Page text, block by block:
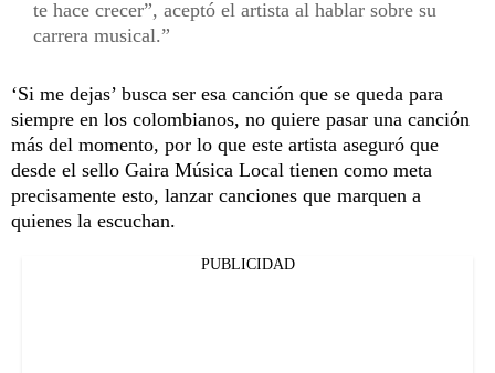
te hace crecer”, aceptó el artista al hablar sobre su
carrera musical.
‘Si me dejas’ busca ser esa canción que se queda para
siempre en los colombianos, no quiere pasar una canción
más del momento, por lo que este artista aseguró que
desde el sello Gaira Música Local tienen como meta
precisamente esto, lanzar canciones que marquen a
quienes la escuchan.
PUBLICIDAD